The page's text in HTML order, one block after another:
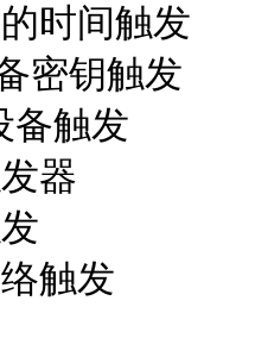
间触发
钥触发
触发
器